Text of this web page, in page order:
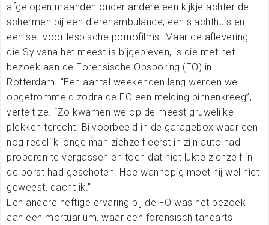
afgelopen maanden onder andere een kijkje achter de
schermen bij een dierenambulance, een slachthuis en
een set voor lesbische pornofilms. Maar de aflevering
die Sylvana het meest is bijgebleven, is die met het
bezoek aan de Forensische Opsporing (FO) in
Rotterdam. “Een aantal weekenden lang werden we
opgetrommeld zodra de FO een melding binnenkreeg”,
vertelt ze. “Zo kwamen we op de meest gruwelijke
plekken terecht. Bijvoorbeeld in de garagebox waar een
nog redelijk jonge man zichzelf eerst in zijn auto had
proberen te vergassen en toen dat niet lukte zichzelf in
de borst had geschoten. Hoe wanhopig moet hij wel niet
geweest, dacht ik.”
Een andere heftige ervaring bij de FO was het bezoek
aan een mortuarium, waar een forensisch tandarts